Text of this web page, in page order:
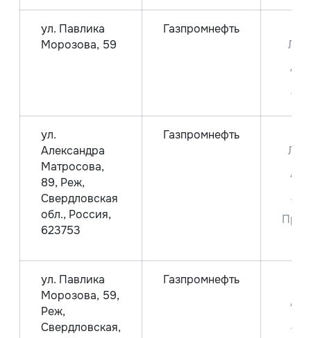
ул. Павлика
Морозова, 59
Газпромнефть
ул.
Александра
Матросова,
89, Реж,
Свердловская
обл., Россия,
623753
Газпромнефть
ул. Павлика
Морозова, 59,
Реж,
Свердловская,
Газпромнефть